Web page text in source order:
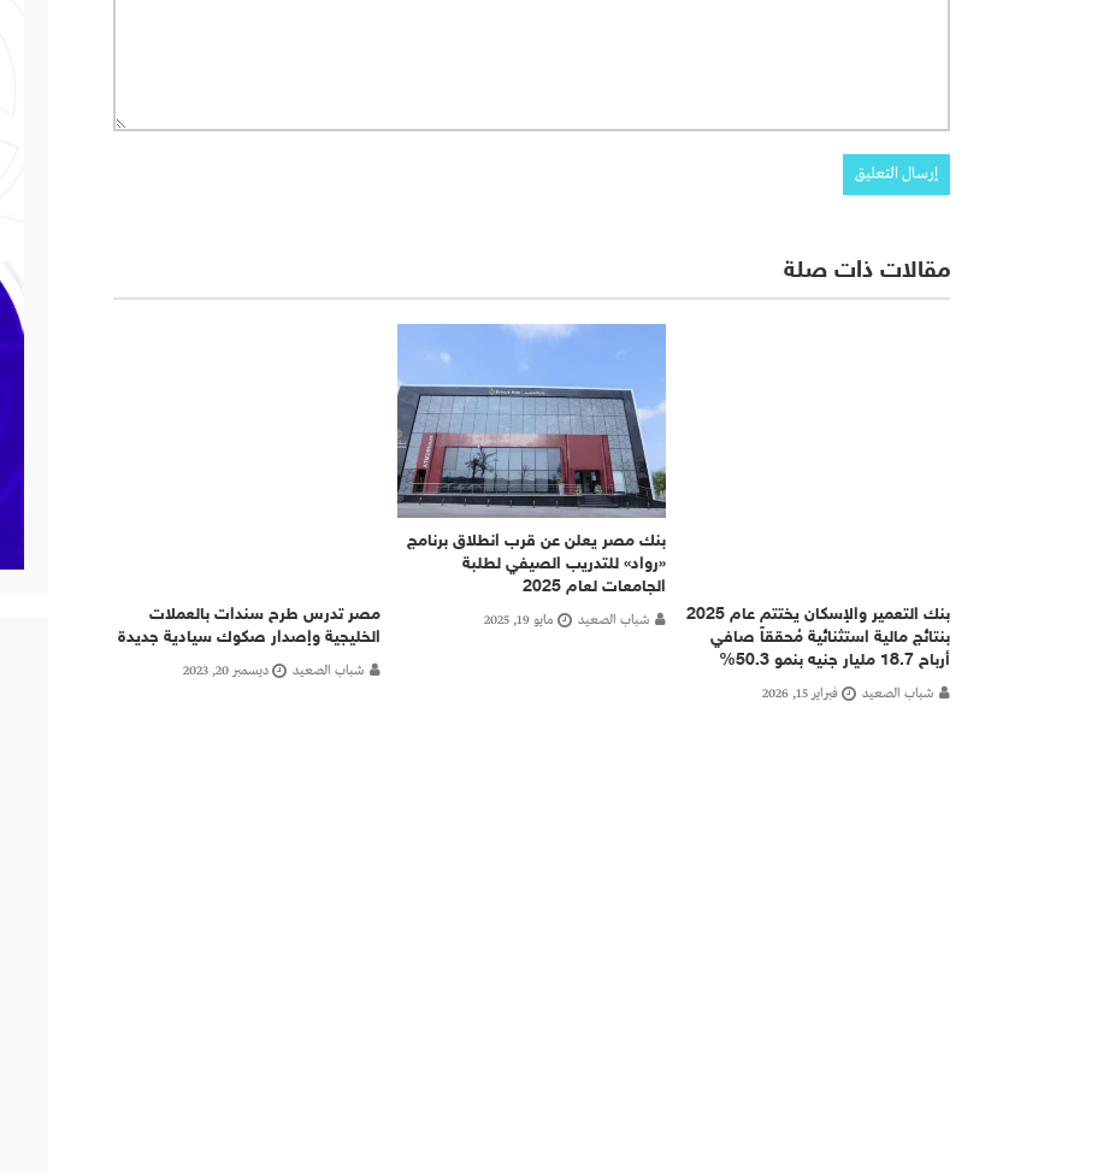
مقالات ذات صلة
بنك التعمير والإسكان يختتم عام 2025
بنتائج مالية استثنائية مُحققاً صافي
أرباح 18.7 مليار جنيه بنمو 50.3%
شباب الصعيد فبراير 15, 2026
بنك مصر يعلن عن قرب انطلاق برنامج
«رواد» للتدريب الصيفي لطلبة
الجامعات لعام 2025
شباب الصعيد مايو 19, 2025
مصر تدرس طرح سندات بالعملات
الخليجية وإصدار صكوك سيادية جديدة
شباب الصعيد ديسمبر 20, 2023